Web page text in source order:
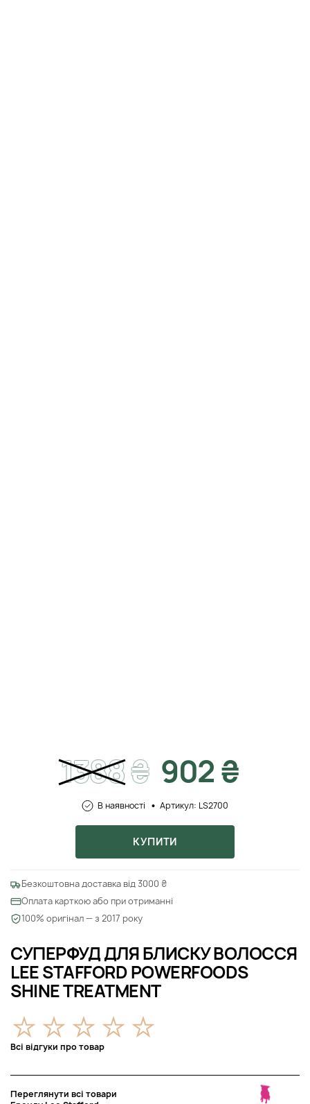
СУПЕРФУД ДЛЯ БЛИСКУ ВОЛОССЯ
LEE STAFFORD POWERFOODS
SHINE TREATMENT
Всі відгуки про товар
Переглянути всі товари
1388₴ 902 ₴
В наявності Артикул: LS2700
КУПИТИ
Безкоштовна доставка від 3000 ₴
Оплата карткою або при отриманні
100% оригінал — з 2017 року